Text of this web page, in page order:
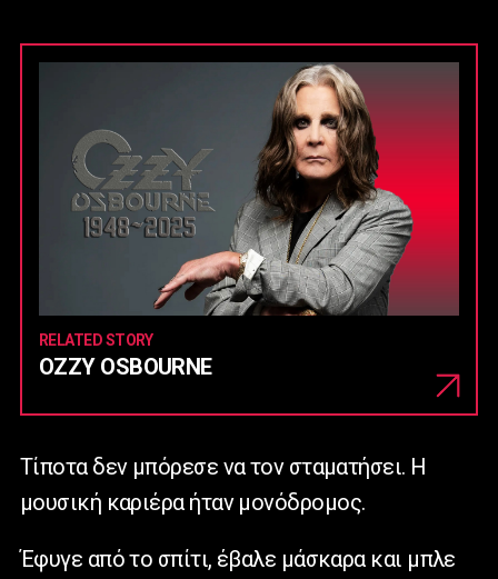
RELATED STORY
OZZY OSBOURNE
Τίποτα δεν μπόρεσε να τον σταματήσει. Η
μουσική καριέρα ήταν μονόδρομος.
Έφυγε από το σπίτι, έβαλε μάσκαρα και μπλε